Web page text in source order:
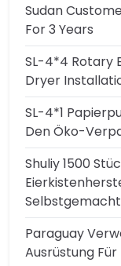
Sudan
For 3 Years
SL-4*4 Rotary
Dryer
SL-4*1
Den Öko-
Shuliy 1500
Paraguay
Ausrüstung